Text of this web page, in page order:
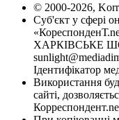
© 2000-2026,
Суб'єкт у сфері
ХАРКІВСЬКЕ
Ідентифікатор
Використання
сайті,